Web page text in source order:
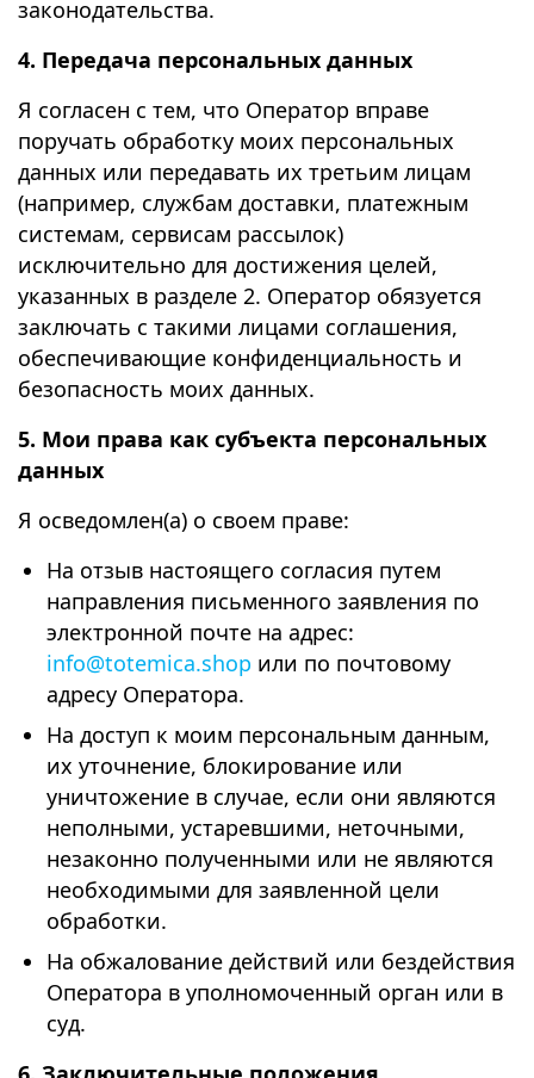
законодательства.
4. Передача персональных данных
Я согласен с тем, что Оператор вправе
поручать обработку моих персональных
данных или передавать их третьим лицам
(например, службам доставки, платежным
системам, сервисам рассылок)
исключительно для достижения целей,
указанных в разделе 2. Оператор обязуется
заключать с такими лицами соглашения,
обеспечивающие конфиденциальность и
безопасность моих данных.
5. Мои права как субъекта персональных
данных
Я осведомлен(а) о своем праве:
На отзыв настоящего согласия путем
направления письменного заявления по
электронной почте на адрес:
info@totemica.shop или по почтовому
адресу Оператора.
На доступ к моим персональным данным,
их уточнение, блокирование или
уничтожение в случае, если они являются
неполными, устаревшими, неточными,
незаконно полученными или не являются
необходимыми для заявленной цели
обработки.
На обжалование действий или бездействия
Оператора в уполномоченный орган или в
суд.